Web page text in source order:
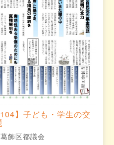
】子ども・学生の交
飾区都議会